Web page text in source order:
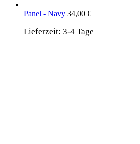
Panel - Navy 34,00 €
Lieferzeit: 3-4 Tage